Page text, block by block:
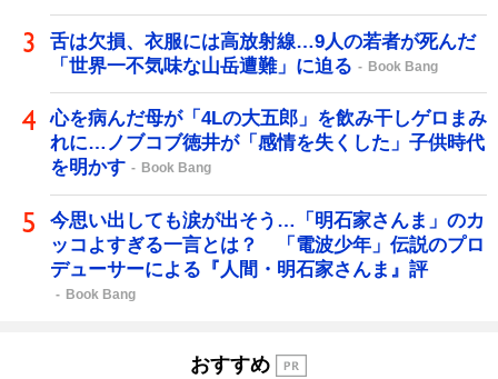
舌は欠損、衣服には高放射線…9人の若者が死んだ
「世界一不気味な山岳遭難」に迫る
Book Bang
心を病んだ母が「4Lの大五郎」を飲み干しゲロまみ
れに…ノブコブ徳井が「感情を失くした」子供時代
を明かす
Book Bang
今思い出しても涙が出そう…「明石家さんま」のカ
ッコよすぎる一言とは？ 「電波少年」伝説のプロ
デューサーによる『人間・明石家さんま』評
Book Bang
おすすめ